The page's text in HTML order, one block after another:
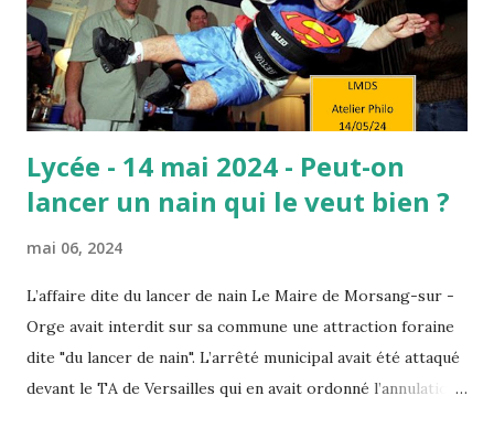
cette formule, se cache l’idée que le travail paie
nécessairement, et donc que celles et ceux qui réussissent
le méritent car il suffit de ...
Lycée - 14 mai 2024 - Peut-on
lancer un nain qui le veut bien ?
mai 06, 2024
L’affaire dite du lancer de nain Le Maire de Morsang-sur -
Orge avait interdit sur sa commune une attraction foraine
dite "du lancer de nain". L’arrêté municipal avait été attaqué
devant le TA de Versailles qui en avait ordonné l’annulation.